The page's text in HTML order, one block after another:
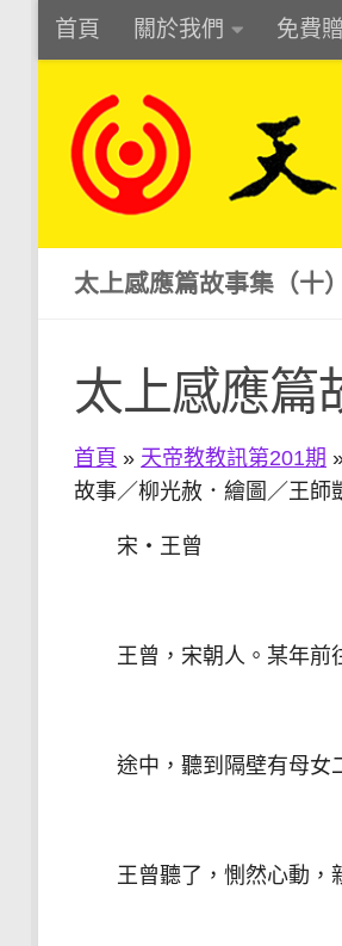
Skip to content
首頁 關於我們 免費
太上感應篇故事集（十
太上感應篇
首頁 » 天帝教教訊第201期
故事／柳光赦．繪圖／王
宋‧王曾
王曾，宋朝人。某年前
途中，聽到隔壁有母女二
王曾聽了，惻然心動，親